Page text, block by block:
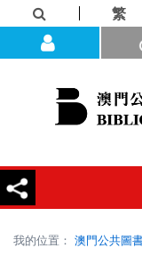
繁
我的位置： 澳門公共圖